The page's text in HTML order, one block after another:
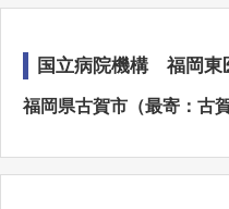
国立病院機構 福岡東
福岡県古賀市（最寄：古